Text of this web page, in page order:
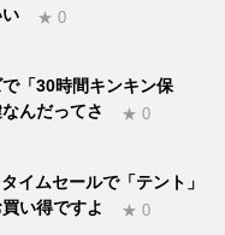
★ 0
「30時間キンキン保
んだってさ
★ 0
イムセールで「テント」
い得ですよ
★ 0